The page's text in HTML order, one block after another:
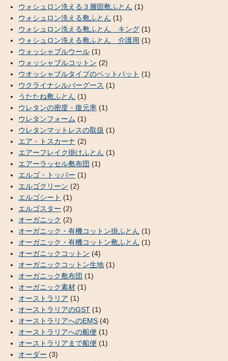
ウォシュロン洗える３層固敷ふとん (1)
ウォシュロン洗える敷ふとん (1)
ウォシュロン洗える敷ふとん キング (1)
ウォシュロン洗える敷ふとん 介護用 (1)
ウォッシャブルウール (1)
ウォッシャブルコットン (2)
ウオッシャブルタイプのベットパット (1)
ウクライナシルバーグース (1)
うたたね敷ふとん (1)
ウレタンの密度・復元率 (1)
ウレタンフォーム (1)
ウレタンマットレスの取扱 (1)
エア・トスカーナ (2)
エアーフレイク掛けふとん (1)
エアーラッセル敷布団 (1)
エルゴ・トッパー (1)
エルゴクリーン (2)
エルゴシート (1)
エルゴスター (2)
オーガニック (2)
オーガニック・有機コットン掛ふとん (1)
オーガニック・有機コットン敷ふとん (1)
オーガニックコットン (4)
オーガニックコットン生地 (1)
オーガニック敷布団 (1)
オーガニック素材 (1)
オーストラリア (1)
オーストラリアのGST (1)
オーストラリアへのEMS (4)
オーストラリアへの船便 (1)
オーストラリアまで船便 (1)
オーダー (3)